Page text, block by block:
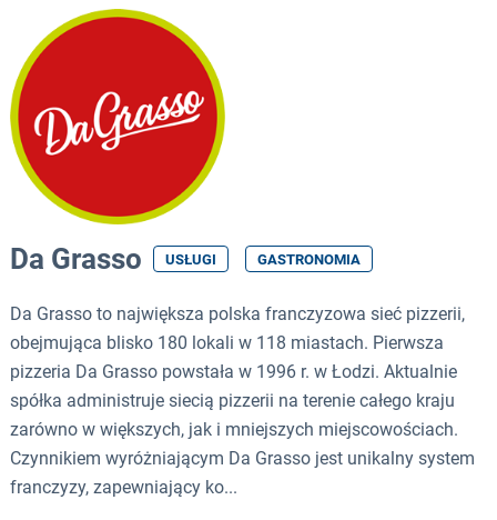
Da Grasso USŁUGI GASTRONOMIA
Da Grasso to największa polska franczyzowa sieć pizzerii,
obejmująca blisko 180 lokali w 118 miastach. Pierwsza
pizzeria Da Grasso powstała w 1996 r. w Łodzi. Aktualnie
spółka administruje siecią pizzerii na terenie całego kraju
zarówno w większych, jak i mniejszych miejscowościach.
Czynnikiem wyróżniającym Da Grasso jest unikalny system
franczyzy, zapewniający ko...